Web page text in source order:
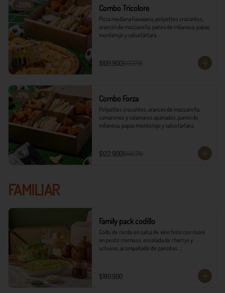
-20% Combo Tricolore
Pizza mediana hawaiana, polpettes crocantes,
arancini de mozzarella, panini de milanesa, papas
monterojo y salsa tártara.
$109.900$137.718
-17% Combo Forza
Polpettes crocantes, arancini de mozzarella,
camarones y calamares apanados, panini de
milanesa, papas monterojo y salsa tártara.
$122.900$148.718
FAMILIAR
Family pack codillo
Codo de cerdo en salsa de vino tinto con risoni
en pesto cremoso, ensalada de cherrys y
uchuvas, acompañado de pancitos.​​
- Risoni (Cantidad ideal para 4 personas)​
- Pancitos​
$189.900